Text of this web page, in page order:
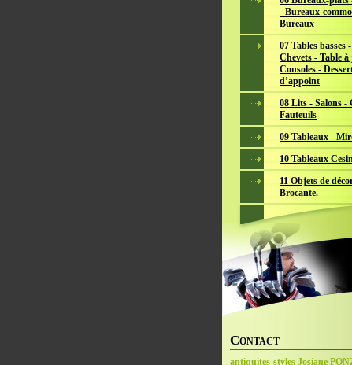
- Bureaux-
Bureaux
07 Tables basses
Chevets - Table à
Consoles -
d’appoint
08 Lits - Salons -
Fauteuils
09 Tableaux -
10 Tableaux
11 Objets de
Brocante.
CONTACT
antiquites-styles Josiane